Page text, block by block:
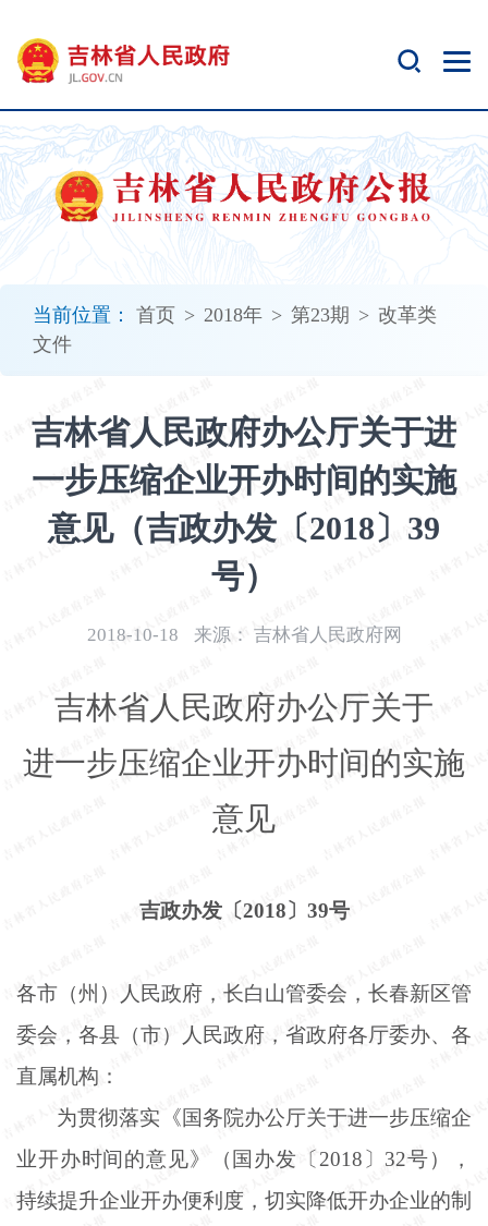
当前位置： 首页 > 2018年 > 第23期 > 改革类
文件
吉林省人民政府办公厅关于进
一步压缩企业开办时间的实施
意见（吉政办发〔2018〕39
号）
2018-10-18 来源： 吉林省人民政府网
吉林省人民政府办公厅关于
进一步压缩企业开办时间的实施
意见
吉政办发〔2018〕39号
各市（州）人民政府，长白山管委会，长春新区管
委会，各县（市）人民政府，省政府各厅委办、各
直属机构：
为贯彻落实《国务院办公厅关于进一步压缩企
业开办时间的意见》（国办发〔2018〕32号），
持续提升企业开办便利度，切实降低开办企业的制
开
无
障
碍
说
明
加